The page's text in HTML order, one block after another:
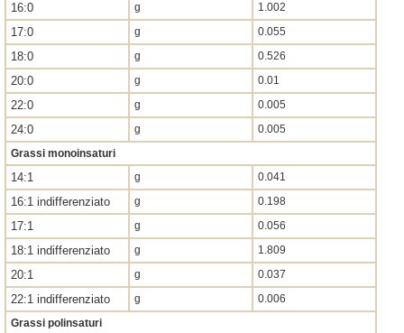
16:0 g 1.002
17:0 g 0.055
18:0 g 0.526
20:0 g 0.01
22:0 g 0.005
24:0 g
0.005
Grassi monoinsaturi
14:1 g 0.041
16:1 indifferenziato g 0.198
17:1 g 0.056
18:1 indifferenziato g 1.809
20:1 g 0.037
22:1 indifferenziato g
0.006
Grassi polinsaturi